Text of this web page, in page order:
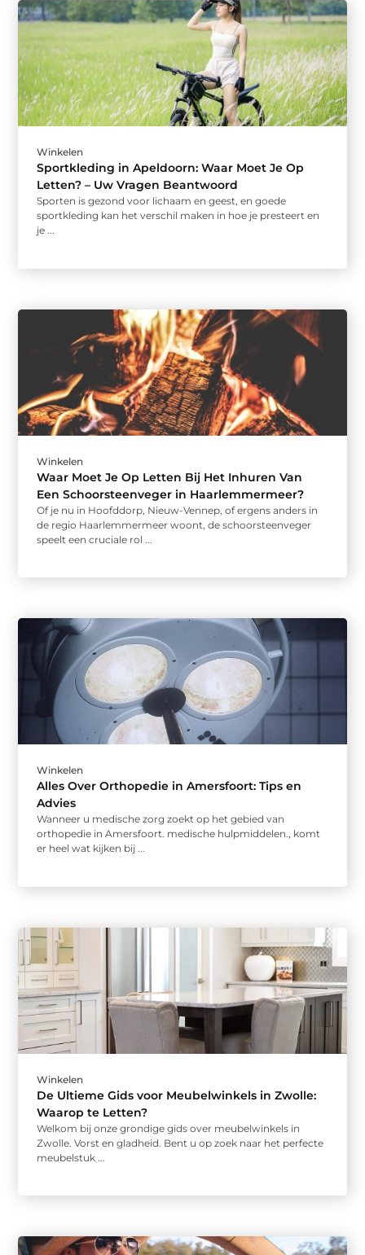
Winkelen
Sportkleding in Apeldoorn: Waar Moet Je Op
Letten? – Uw Vragen Beantwoord
Sporten is gezond voor lichaam en geest, en goede
sportkleding kan het verschil maken in hoe je presteert en
je ...
Winkelen
Waar Moet Je Op Letten Bij Het Inhuren Van
Een Schoorsteenveger in Haarlemmermeer?
Of je nu in Hoofddorp, Nieuw-Vennep, of ergens anders in
de regio Haarlemmermeer woont, de schoorsteenveger
speelt een cruciale rol ...
Winkelen
Alles Over Orthopedie in Amersfoort: Tips en
Advies
Wanneer u medische zorg zoekt op het gebied van
orthopedie in Amersfoort. medische hulpmiddelen., komt
er heel wat kijken bij ...
Winkelen
De Ultieme Gids voor Meubelwinkels in Zwolle:
Waarop te Letten?
Welkom bij onze grondige gids over meubelwinkels in
Zwolle. Vorst en gladheid. Bent u op zoek naar het perfecte
meubelstuk ...